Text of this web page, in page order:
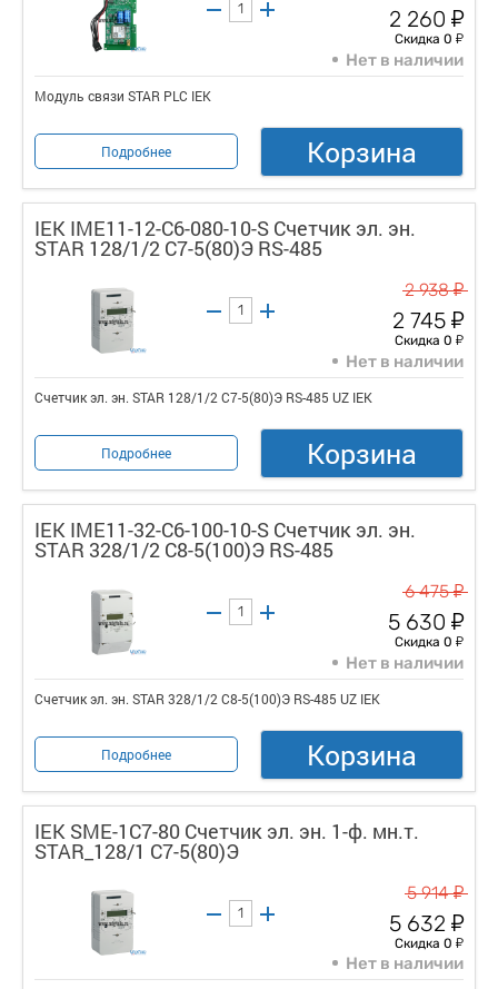
2 260 у
Скидка 0 у
Нет в наличии
Модуль связи STAR PLC IEK
Подробнее Корзина
IEK IME11-12-C6-080-10-S Счетчик эл. эн.
STAR 128/1/2 С7-5(80)Э RS-485
2 938у
2 745 у
Скидка 0 у
Нет в наличии
Счетчик эл. эн. STAR 128/1/2 С7-5(80)Э RS-485 UZ IEK
Подробнее Корзина
IEK IME11-32-C6-100-10-S Счетчик эл. эн.
STAR 328/1/2 С8-5(100)Э RS-485
6 475у
5 630 у
Скидка 0 у
Нет в наличии
Счетчик эл. эн. STAR 328/1/2 С8-5(100)Э RS-485 UZ IEK
Подробнее Корзина
IEK SME-1C7-80 Счетчик эл. эн. 1-ф. мн.т.
STAR_128/1 С7-5(80)Э
5 914у
5 632 у
Скидка 0 у
Нет в наличии